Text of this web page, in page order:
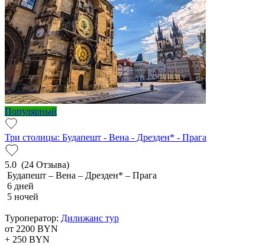
Популярный
Три столицы: Будапешт - Вена - Дрезден* - Прага
5.0 (24 Отзыва)
Будапешт – Вена – Дрезден* – Прага
6 дней
5 ночей
Туроператор: Дилижанс тур
от 2200 BYN
+ 250 BYN